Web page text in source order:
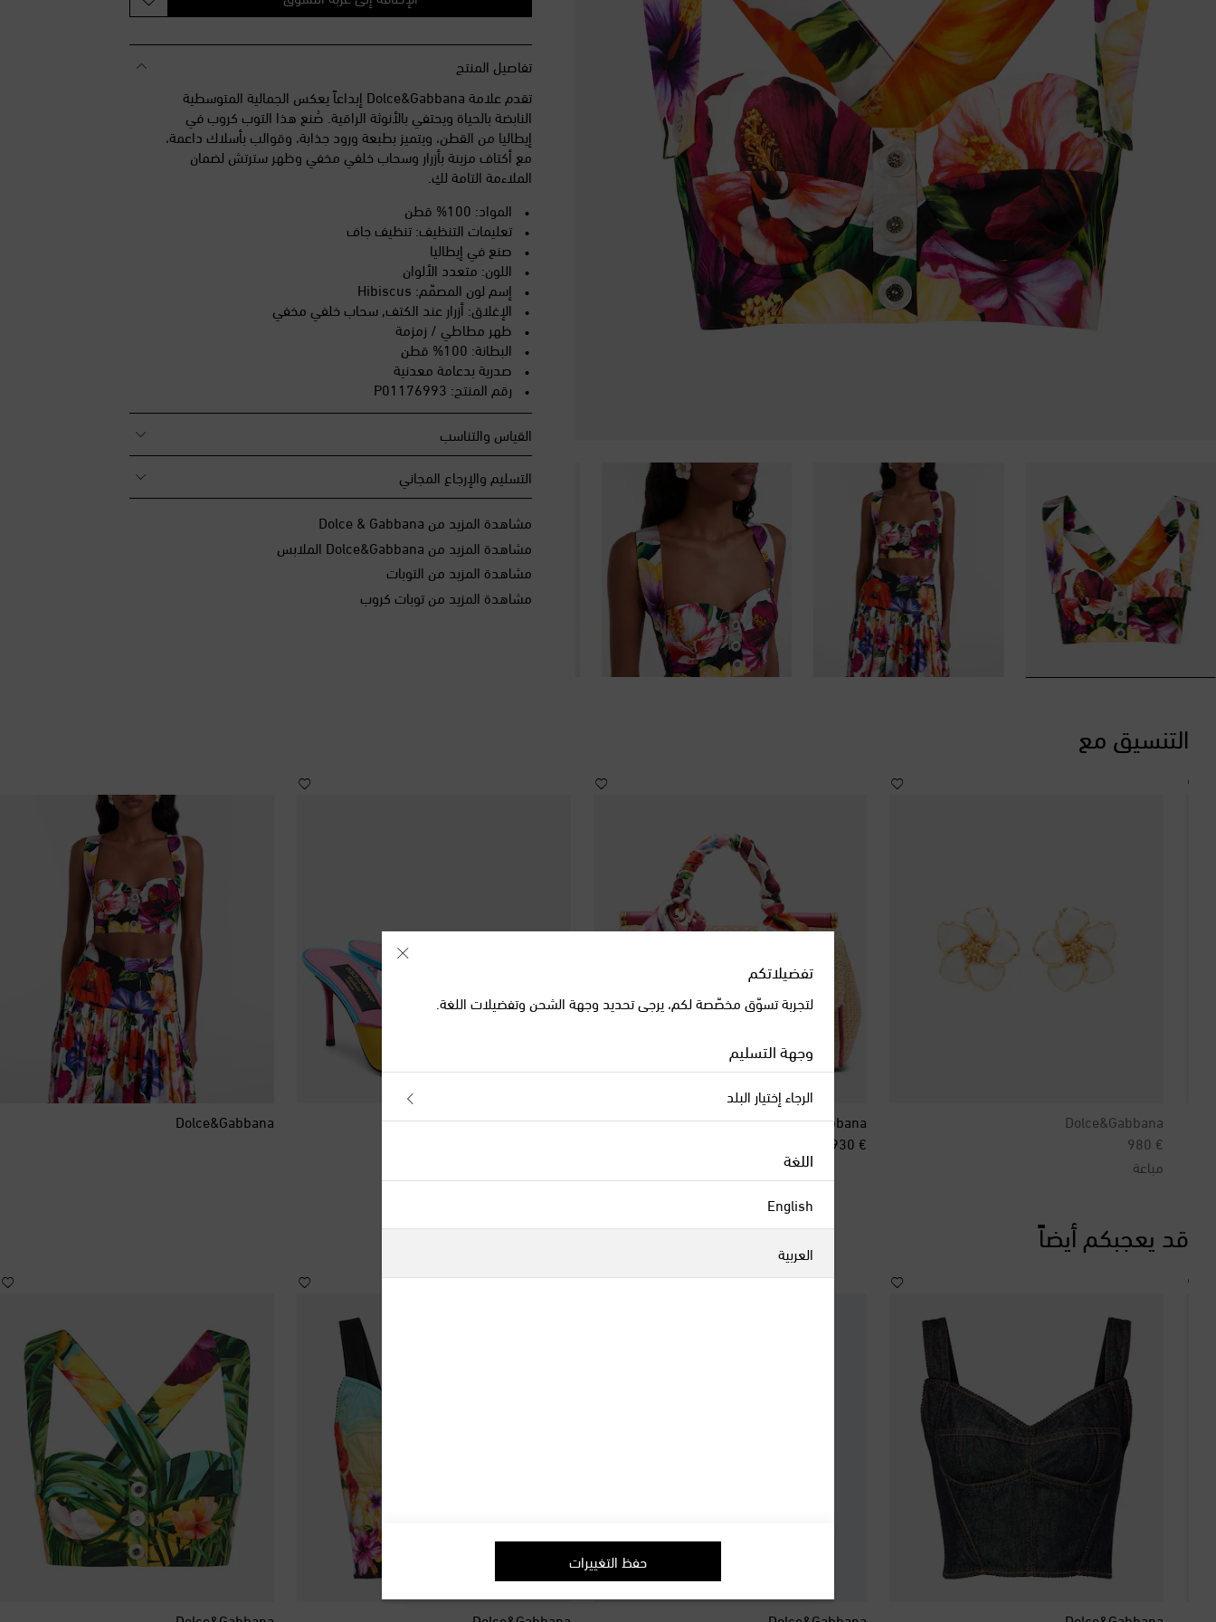
تفاصيل المنتج
تقدم علامة Dolce&Gabbana إبداعاً يعكس الجمالية المتوسطية
النابضة بالحياة ويحتفي بالأنوثة الراقية. صُنع هذا التوب كروب في
إيطاليا من القطن، ويتميز بطبعة ورود جذابة، وقوالب بأسلاك داعمة،
مع أكتاف مزينة بأزرار وسحاب خلفي مخفي وظهر سترتش لضمان
الملاءمة التامة لكِ.
المواد: 100% قطن
تعليمات التنظيف: تنظيف جاف
صنع في إيطاليا
اللون: متعدد الألوان
إسم لون المصمّم: Hibiscus
الإغلاق: أزرار عند الكتف, سحاب خلفي مخفي
ظهر مطاطي / زمزمة
البطانة: 100% قطن
صدرية بدعامة معدنية
رقم المنتج: P01176993
القياس والتناسب
التسليم والإرجاع المجاني
مشاهدة المزيد من Dolce & Gabbana
مشاهدة المزيد من Dolce&Gabbana الملابس
مشاهدة المزيد من التوبات
مشاهدة المزيد من توبات كروب
التنسيق مع
Dolce&Gabbana
Dolce&Gabbana
Dolce&Gabbana
€ 2,930
original price
Dolce&Gabbana
€ 980
original price
مباعة
قد يعجبكم أيضاً
تفضيلاتكم
لتجربة تسوّق مخصّصة لكم، يرجى تحديد وجهة الشحن وتفضيلات اللغة.
وجهة التسليم
الرجاء إختيار البلد
اللغة
English
العربية
ألمانيا
أنتيغوا وبربودا
أندورا
أورغواي
أوزبكستان
أيرلندا
حفظ التغييرات